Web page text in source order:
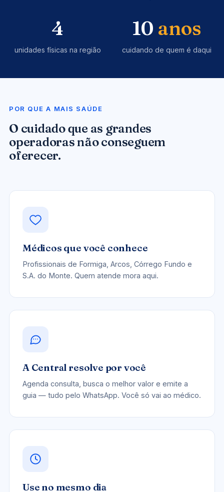
4
unidades físicas na região
10 anos
cuidando de quem é daqui
POR QUE A MAIS SAÚDE
O cuidado que as grandes
operadoras não conseguem
oferecer.
Médicos que você conhece
Profissionais de Formiga, Arcos, Córrego Fundo e
S.A. do Monte. Quem atende mora aqui.
A Central resolve por você
Agenda consulta, busca o melhor valor e emite a
guia — tudo pelo WhatsApp. Você só vai ao médico.
Use no mesmo dia